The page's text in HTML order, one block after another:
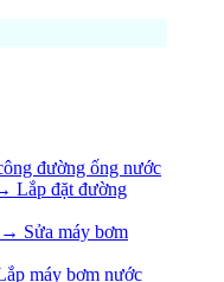
đường ống nước
Lắp đặt đường
→ Sửa máy bơm
máy bơm nước